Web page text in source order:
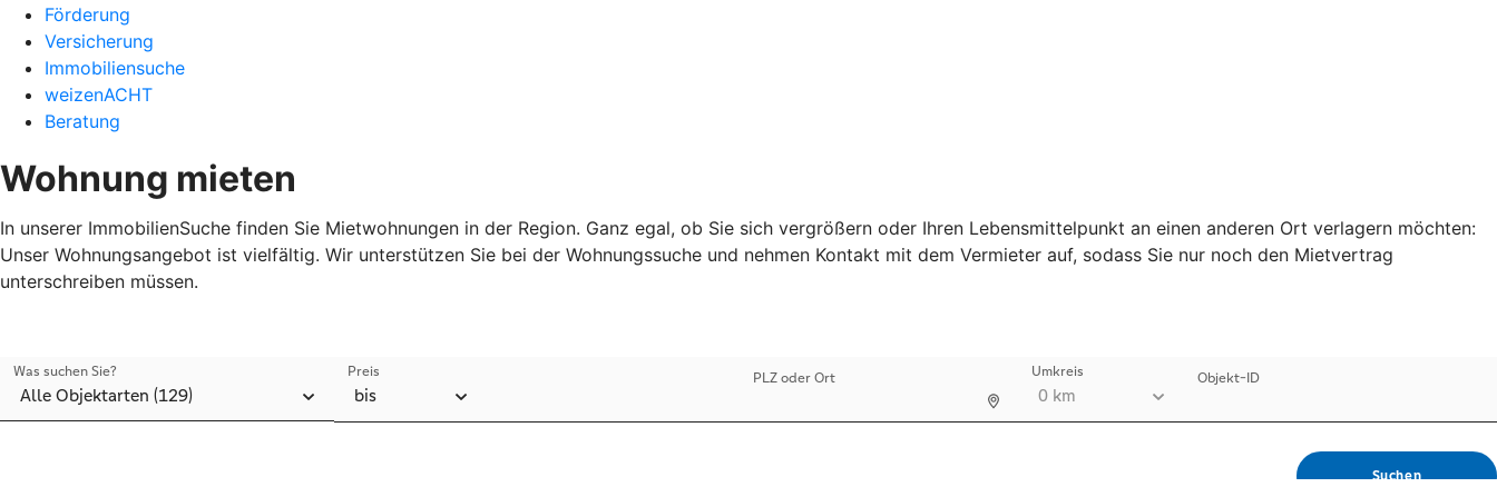
Förderung
Versicherung
Immobiliensuche
weizenACHT
Beratung
Wohnung mieten
In unserer ImmobilienSuche finden Sie Mietwohnungen in der Region. Ganz egal, ob Sie sich vergrößern oder Ihren Lebensmittelpunkt an einen anderen Ort verlagern möchten:
Unser Wohnungsangebot ist vielfältig. Wir unterstützen Sie bei der Wohnungssuche und nehmen Kontakt mit dem Vermieter auf, sodass Sie nur noch den Mietvertrag
unterschreiben müssen.